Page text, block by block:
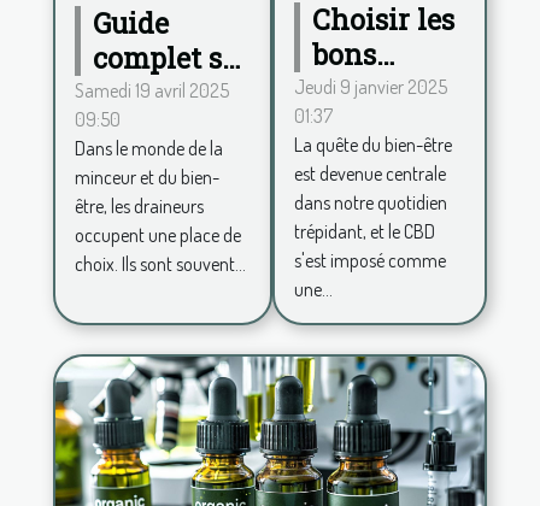
Guide
complet sur
l'utilisation
des
draineurs
pour la
perte de
poids
Samedi 19 avril 2025
09:50
Dans le monde de la
minceur et du bien-
être, les draineurs
occupent une place de
choix. Ils sont souvent...
Choisir les
bons
produits à
base de
CBD pour
votre bien-
être
Jeudi 9 janvier 2025
01:37
La quête du bien-être
est devenue centrale
dans notre quotidien
trépidant, et le CBD
s'est imposé comme
une...